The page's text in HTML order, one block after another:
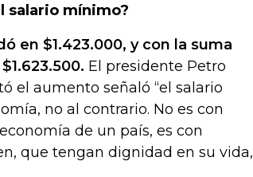
salario mínimo?
en $1.423.000, y con la suma
El presidente Petro
el aumento señaló “el salario
no al contrario. No es con
de un país, es con
que tengan dignidad en su vida,